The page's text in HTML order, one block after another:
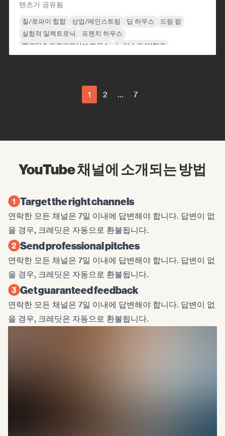
텐츠가 공유됨
칠/로파이 힙합 상업/메인스트림 딥 하우스
드림 팝
실험적 일렉트로닉
프렌치 하우스
멜로딕 & 프로그레시브 하우스
뉴 디스코/이탈로
1 2 ... 7
YouTube 채널에 소개되는 방법
Target the right channels
연락한 모든 채널은 7일 이내에 답변해야 합니다. 답변이 없
을 경우, 크레딧은 자동으로 환불됩니다.
Send professional pitches
연락한 모든 채널은 7일 이내에 답변해야 합니다. 답변이 없
을 경우, 크레딧은 자동으로 환불됩니다.
Get guaranteed feedback
연락한 모든 채널은 7일 이내에 답변해야 합니다. 답변이 없
을 경우, 크레딧은 자동으로 환불됩니다.